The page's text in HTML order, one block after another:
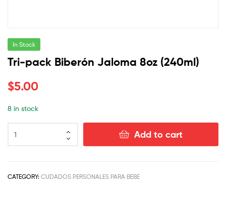
In Stock
Tri-pack Biberón Jaloma 8oz (240ml)
$5.00
8 in stock
Add to cart
CATEGORY: CUDADOS PERSONALES PARA BEBE